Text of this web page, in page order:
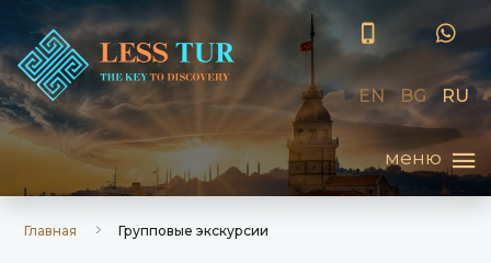
EN BG RU
Главная Групповые экскурсии